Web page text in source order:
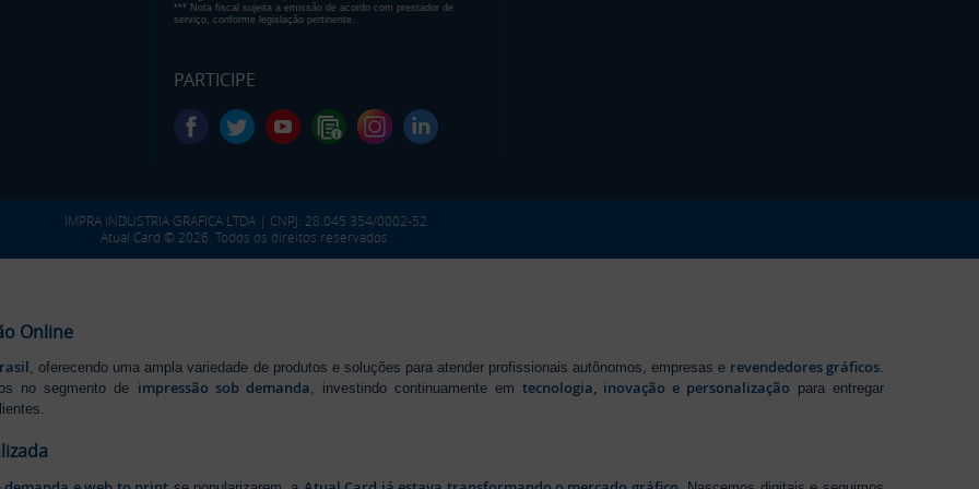
*** Nota fiscal sujeita a emissão de acordo com prestador de
serviço, conforme legislação pertinente.
PARTICIPE
IMPRA INDUSTRIA GRAFICA LTDA | CNPJ: 28.045.354/0002-52
Atual Card © 2026. Todos os direitos reservados.
Online
, oferecendo uma ampla variedade de produtos e soluções para atender profissionais autônomos, empresas e revendedores gráficos.
no segmento de impressão sob demanda, investindo continuamente em tecnologia, inovação e personalização para entregar